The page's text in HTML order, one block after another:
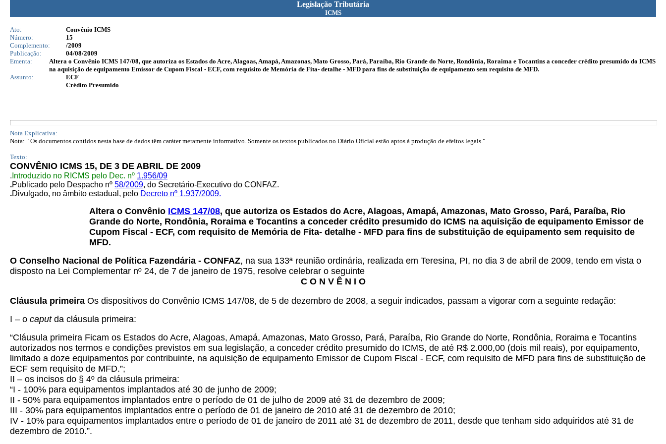
Legislação Tributária
ICMS
Ato:
Convênio ICMS
Número:
15
Complemento:
/2009
Publicação:
04/08/2009
Ementa:
Altera o Convênio ICMS 147/08, que autoriza os Estados do Acre, Alagoas, Amapá, Amazonas, Mato Grosso, Pará, Paraíba, Rio Grande do Norte, Rondônia, Roraima e Tocantins a conceder crédito presumido do ICMS
na aquisição de equipamento Emissor de Cupom Fiscal - ECF, com requisito de Memória de Fita- detalhe - MFD para fins de substituição de equipamento sem requisito de MFD.
Assunto:
ECF
Crédito Presumido
Nota Explicativa:
Nota: " Os documentos contidos nesta base de dados têm caráter meramente informativo. Somente os textos publicados no Diário Oficial estão aptos à produção de efeitos legais."
Texto:
CONVÊNIO ICMS 15, DE 3 DE ABRIL DE 2009
. Introduzido no RICMS pelo Dec. nº 1.956/09
.Publicado pelo Despacho nº 58/2009, do Secretário-Executivo do CONFAZ.
.Divulgado, no âmbito estadual, pelo Decreto nº 1.937/2009.
Altera o Convênio ICMS 147/08, que autoriza os Estados do Acre, Alagoas, Amapá, Amazonas, Mato Grosso, Pará, Paraíba, Rio
Grande do Norte, Rondônia, Roraima e Tocantins a conceder crédito presumido do ICMS na aquisição de equipamento Emissor de
Cupom Fiscal - ECF, com requisito de Memória de Fita- detalhe - MFD para fins de substituição de equipamento sem requisito de
MFD.
O Conselho Nacional de Política Fazendária - CONFAZ, na sua 133ª reunião ordinária, realizada em Teresina, PI, no dia 3 de abril de 2009, tendo em vista o
disposto na Lei Complementar nº 24, de 7 de janeiro de 1975, resolve celebrar o seguinte
C O N V Ê N I O
Cláusula primeira Os dispositivos do Convênio ICMS 147/08, de 5 de dezembro de 2008, a seguir indicados, passam a vigorar com a seguinte redação:
I – o caputda cláusula primeira:
“Cláusula primeira Ficam os Estados do Acre, Alagoas, Amapá, Amazonas, Mato Grosso, Pará, Paraíba, Rio Grande do Norte, Rondônia, Roraima e Tocantins
autorizados nos termos e condições previstos em sua legislação, a conceder crédito presumido do ICMS, de até R$ 2.000,00 (dois mil reais), por equipamento,
limitado a doze equipamentos por contribuinte, na aquisição de equipamento Emissor de Cupom Fiscal - ECF, com requisito de MFD para fins de substituição de
ECF sem requisito de MFD.”;
II – os incisos do § 4º da cláusula primeira:
“I - 100% para equipamentos implantados até 30 de junho de 2009;
II - 50% para equipamentos implantados entre o período de 01 de julho de 2009 até 31 de dezembro de 2009;
III - 30% para equipamentos implantados entre o período de 01 de janeiro de 2010 até 31 de dezembro de 2010;
IV - 10% para equipamentos implantados entre o período de 01 de janeiro de 2011 até 31 de dezembro de 2011, desde que tenham sido adquiridos até 31 de
dezembro de 2010.”.